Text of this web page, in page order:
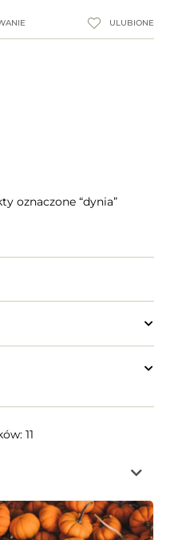
ULUBIONE
oznaczone “dynia”
11